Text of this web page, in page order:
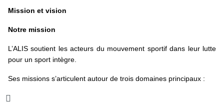
Mission et vision
Notre mission
L’ALIS soutient les acteurs du mouvement sportif dans leur lutte
pour un sport intègre.
Ses missions s’articulent autour de trois domaines principaux :